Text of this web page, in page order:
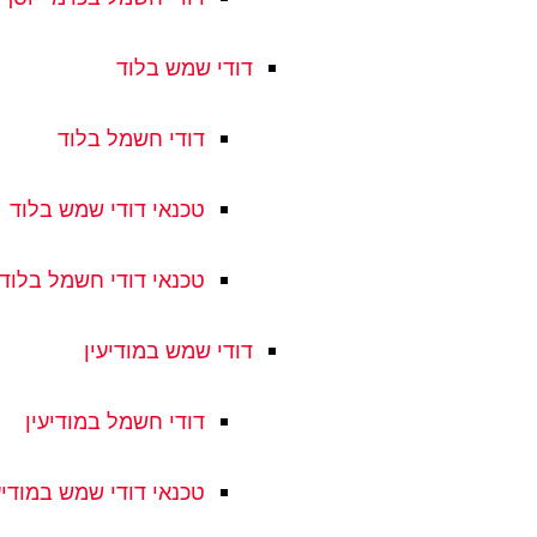
דודי שמש בלוד
דודי חשמל בלוד
טכנאי דודי שמש בלוד
טכנאי דודי חשמל בלוד
דודי שמש במודיעין
דודי חשמל במודיעין
טכנאי דודי שמש